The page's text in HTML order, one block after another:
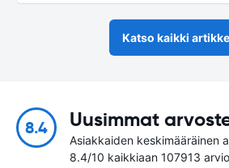
Katso kaikki
8.4 Uusimmat
Asiakkaiden keskimääräinen
8.4/10 kaikkiaan 107913